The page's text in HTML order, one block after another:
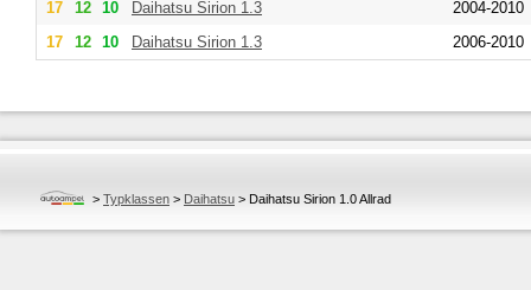
17 12 10 Daihatsu Sirion 1.3
2004-2010
17
12 10 Daihatsu Sirion 1.3 2006-2010
> Typklassen > Daihatsu > Daihatsu Sirion 1.0 Allrad